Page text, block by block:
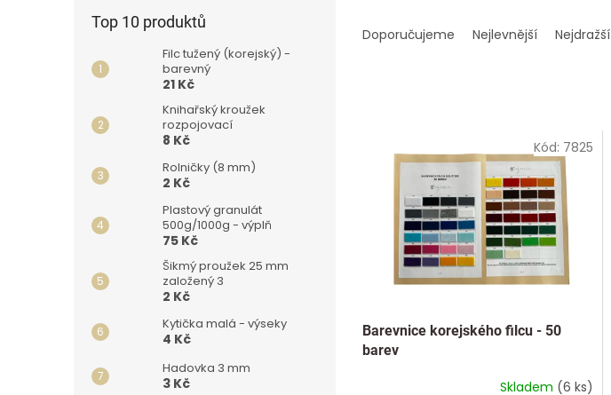
Top 10 produktů
Filc tužený (korejský) -
barevný
21 Kč
Knihařský kroužek
rozpojovací
8 Kč
Rolničky (8 mm)
2 Kč
Plastový granulát
500g/1000g - výplň
75 Kč
Šikmý proužek 25 mm
založený 3
2 Kč
Kytička malá - výseky
4 Kč
Hadovka 3 mm
3 Kč
Doporučujeme Nejlevnější Nejdražší
Barevnice korejského filcu - 50
barev
Skladem (6 ks)
Kód: 7825